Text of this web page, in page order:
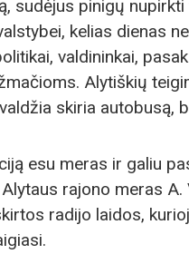
sudėjus pinigų
kelias dienas
valdininkai,
Alytiškių
skiria autobusą,
esu meras ir galiu
rajono meras
radijo laidos,